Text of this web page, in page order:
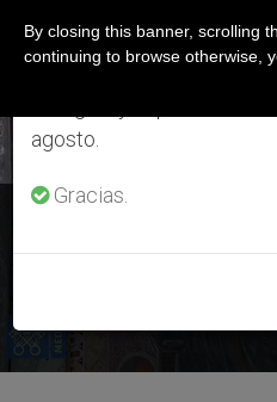
ÚLTIMAS NOTICIAS
agosto.
Gracias.
By closing this banner, scrolling
continuing to browse otherwise,